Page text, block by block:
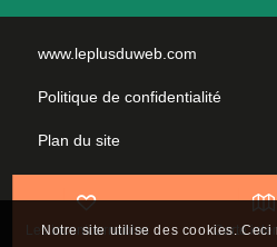
Les incontournables Carte
www.leplusduweb.com
Politique de confidentialité
Plan du site
Nous contacter
Notre site utilise des cookies.